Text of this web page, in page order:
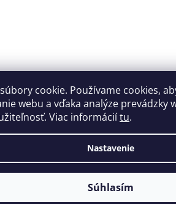
cookie. Používame cookies,
webu a vďaka analýze prevádzky
Viac informáciítu.
Nastavenie
Súhlasím